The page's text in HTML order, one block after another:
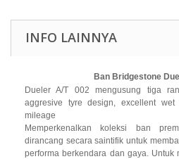
INFO LAINNYA
Ban Bridgestone
Dueler A/T 002 mengusung tiga
aggresive tyre design, excellent
mileage
Memperkenalkan koleksi ban
dirancang secara saintifik untuk
performa berkendara dan gaya. Untuk